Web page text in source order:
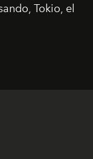
Tokio, el